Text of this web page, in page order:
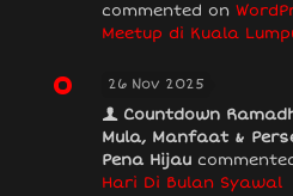
commented on
Meetup di Kuala
26 Nov 2025
Countdown
Mula, Manfaat &
Pena Hijau
Hari Di Bulan Syawal